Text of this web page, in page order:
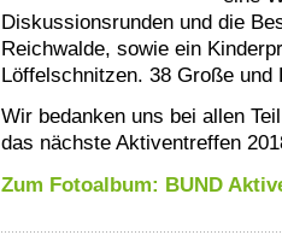
Diskussionsrunden und die
Reichwalde, sowie ein
Löffelschnitzen. 38 Große
Wir bedanken uns bei allen
das nächste Aktiventreffen
Zum Fotoalbum: BUND